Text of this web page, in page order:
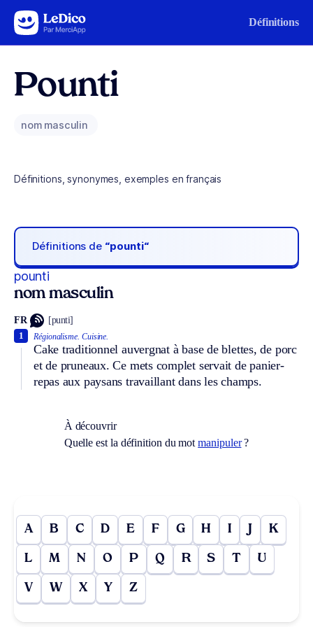
Aller au contenu Définitions
Pounti
nom masculin
Définitions, synonymes, exemples en français
Définitions de “pounti“
pounti
nom masculin
FR [punti]
Régionalisme. Cuisine.
Cake traditionnel auvergnat à base de blettes, de porc
et de pruneaux. Ce mets complet servait de panier-
repas aux paysans travaillant dans les champs.
1
À découvrir
Quelle est la définition du motmanipuler?
A B C D E F G H I J K
L M N O P Q R S T U
V W X Y Z